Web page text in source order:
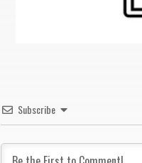
Subscribe